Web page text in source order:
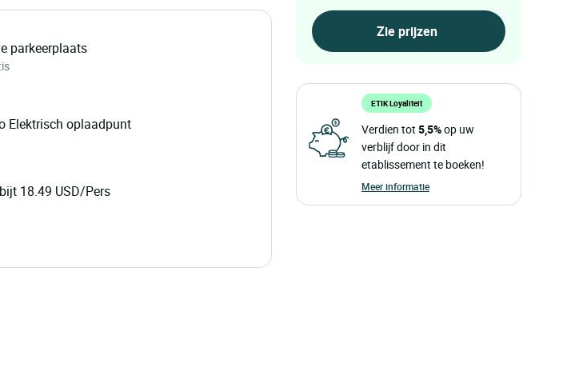
parkeerplaats
Elektrisch oplaadpunt
18.49 USD/Pers
ETIK Loyaliteit
Verdien tot 5,5%op uw
verblijf door in dit
etablissement te boeken!
Meer informatie